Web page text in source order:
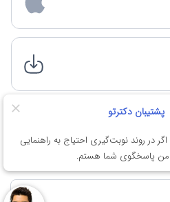
دانش بنیان فن‌آوری اطلاعات نوین آسان تِک
مانا است.